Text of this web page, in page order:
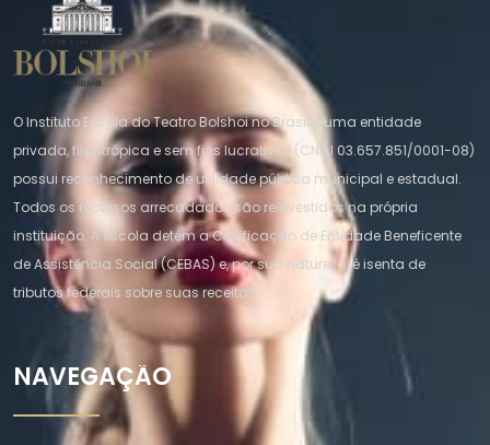
O Instituto Escola do Teatro Bolshoi no Brasil é uma entidade
privada, filantrópica e sem fins lucrativos (CNPJ 03.657.851/0001-08)
possui reconhecimento de utilidade pública municipal e estadual.
Todos os recursos arrecadados são reinvestidos na própria
instituição. A escola detém a Certificação de Entidade Beneficente
de Assistência Social (CEBAS) e, por sua natureza, é isenta de
tributos federais sobre suas receitas.
NAVEGAÇÃO